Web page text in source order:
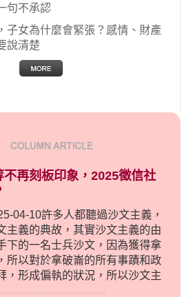
句不承認
子女為什麼會緊張？感情、財產
說清楚
不再刻板印象，2025徵信社
04-10許多人都聽過沙文主義，
主義的典故，其實沙文主義的由
下的一名士兵沙文，因為獲得拿
所以對於拿破崙的所有事蹟和政
，形成偏執的狀況，所以沙文主
暗指偏見和歧視，而且有沙文主